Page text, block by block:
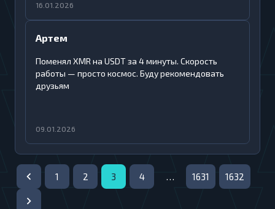
16.01.2026
Артем
Поменял XMR на USDT за 4 минуты. Скорость
работы — просто космос. Буду рекомендовать
друзьям
09.01.2026
1 2 3 4 … 1631 1632